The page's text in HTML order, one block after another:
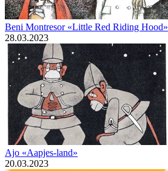
Beni Montresor «Little Red Riding Hood»
28.03.2023
Ajo «Aapjes-land»
20.03.2023